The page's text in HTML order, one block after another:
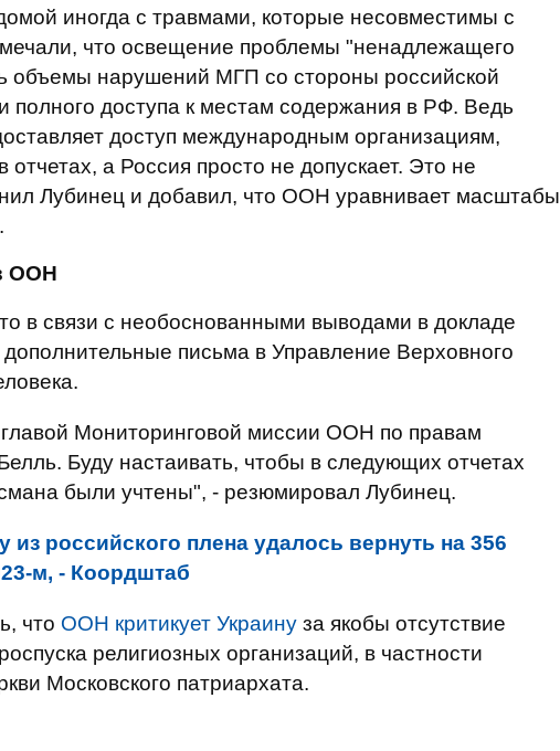
иногда с травмами, которые несовместимы с
что освещение проблемы "ненадлежащего
объемы нарушений МГП со стороны российской
полного доступа к местам содержания в РФ. Ведь
доступ международным организациям,
а Россия просто не допускает. Это не
Лубинец и добавил, что ООН уравнивает масштабы
ООН
в связи с необоснованными выводами в докладе
письма в Управление Верховного
Мониторинговой миссии ООН по правам
Буду настаивать, чтобы в следующих отчетах
были учтены", - резюмировал Лубинец.
из российского плена удалось вернуть на 356
м, - Коордштаб
что ООН критикует Украину за якобы отсутствие
религиозных организаций, в частности
Московского патриархата.